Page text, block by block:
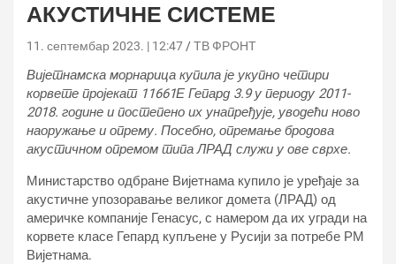
АКУСТИЧНЕ СИСТЕМЕ
11. септембар 2023. | 12:47 ТВ ФРОНТ
Вијетнамска морнарица купила је укупно четири
корвете пројекат 11661Е Гепард 3.9 у периоду 2011-
2018. године и постепено их унапређује, уводећи ново
наоружање и опрему. Посебно, опремање бродова
акустичном опремом типа ЛРАД служи у ове сврхе.
Министарство одбране Вијетнама купило је уређаје за
акустичне упозоравање великог домета (ЛРАД) од
америчке компаније Генасyс, с намером да их угради на
корвете класе Гепард купљене у Русији за потребе РМ
Вијетнама.